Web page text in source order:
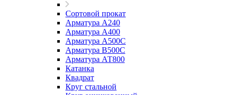
Сортовой прокат
Арматура А240
Арматура А400
Арматура А500C
Арматура В500С
Арматура АТ800
Катанка
Квадрат
Круг стальной